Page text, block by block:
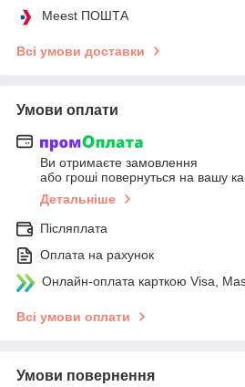
Meest ПОШТА
Всі умови доставки
Умови оплати
Ви отримаєте замовлення
або гроші повернуться на вашу
Детальніше
Післяплата
Оплата на рахунок
Онлайн-оплата карткою Visa,
Всі умови оплати
Умови повернення